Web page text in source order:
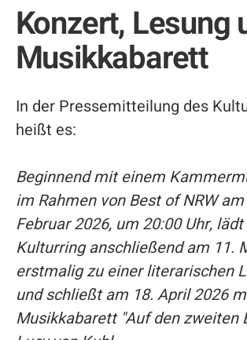
Konzert, Lesung
Musikkabarett
In der Pressemitteilung des
heißt es:
Beginnend mit einem
im Rahmen von Best of NRW
Februar 2026, um 20:00 Uhr,
Kulturring anschließend am 11.
erstmalig zu einer literarischen
und schließt am 18. April 2026
Musikkabarett "Auf den zweiten